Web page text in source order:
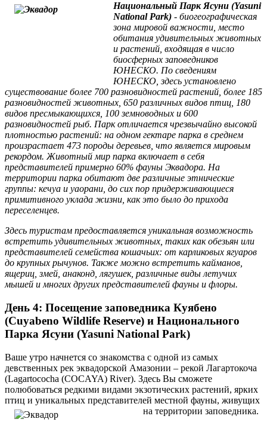
Национальный Парк Ясуни (Yasuni
National Park) - биогеографическая
зона мировой важности, место
обитания удивительных животных
и растений, входящая в число
биосферных заповедников
ЮНЕСКО. По сведениям
ЮНЕСКО, здесь установлено
существование более 700 разновидностей растений, более 185
разновидностей животных, 650 различных видов птиц, 180
видов пресмыкающихся, 100 земноводных и 600
разновидностей рыб. Парк отличается чрезвычайно высокой
плотностью растений: на одном гектаре парка в среднем
произрастает 473 породы деревьев, что является мировым
рекордом. Животный мир парка включает в себя
представителей примерно 60% фауны Эквадора. На
территории парка обитают две различные этнические
группы: кечуа и уаорани, до сих пор придерживающиеся
примитивного уклада жизни, как это было до прихода
переселенцев.
Здесь туристам предоставляется уникальная возможность
встретить удивительных животных, таких как обезьян или
представителей семейства кошачьих: от карликовых ягуаров
до крупных рычунов. Также можно встретить кайманов,
ящериц, змей, анаконд, лягушек, различные виды летучих
мышей и многих других представителей фауны и флоры.
День 4: Посещение заповедника Куябено
(Cuyabeno Wildlife Reserve) и Национального
Парка Ясуни (Yasuni National Park)
Ваше утро начнется со знакомства с одной из самых
девственных рек эквадорской Амазонии – рекой Лагартокоча
(Lagartococha (COCAYA) River). Здесь Вы сможете
полюбоваться редкими видами экзотических растений, ярких
птиц и уникальных представителей местной фауны, живущих
на территории заповедника.